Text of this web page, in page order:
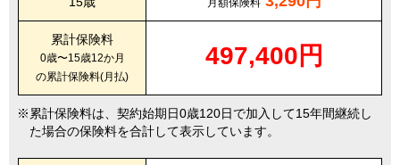
累計保険料
0歳〜15歳12か月
の累計保険料(月払)
497,400円
累計保険料は、契約始期日0歳120日で加入して15年間継続し
た場合の保険料を合計して表示しています。